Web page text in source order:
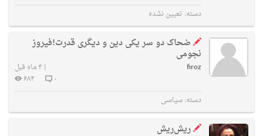
دسته: تعیین نشده
ضحاک دو سر یکی دین و دیگری قدرت!فیروز
نجومی
firoz
| ۴ ماه قبل
۰
۶۸۴
دسته:سیاسی
ریش‌ریش